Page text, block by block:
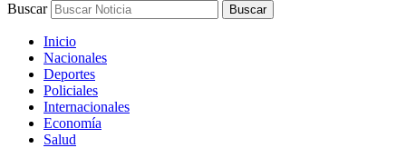
Buscar Buscar
Inicio
Nacionales
Deportes
Policiales
Internacionales
Economía
Salud